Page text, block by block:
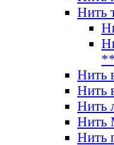
Нить
Нить
Нить
Нить
Нить
Нить